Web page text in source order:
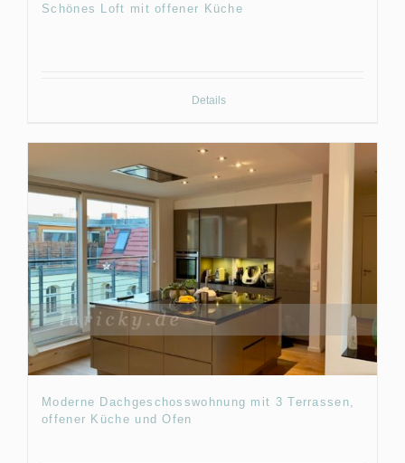
Schönes Loft mit offener Küche
Details
Moderne Dachgeschosswohnung mit 3 Terrassen,
offener Küche und Ofen